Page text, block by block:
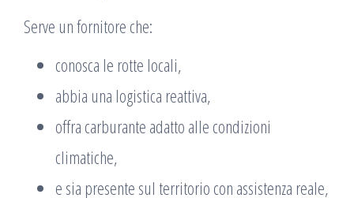
Serve un fornitore che:
conosca le rotte locali,
abbia una logistica reattiva,
offra carburante adatto alle condizioni
climatiche,
e sia presente sul territorio con assistenza reale,